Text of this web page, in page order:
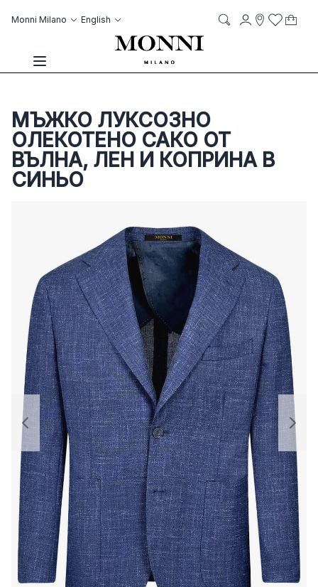
Monni Milano Language
English
Toggle Nav
AccountWish List
My
МЪЖКО ЛУКСОЗНО
ОЛЕКОТЕНО САКО ОТ
ВЪЛНА, ЛЕН И КОПРИНА В
СИНЬО